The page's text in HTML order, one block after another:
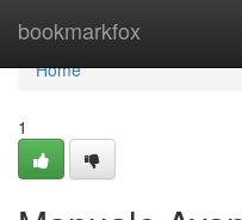
bookmarkfox
Home
Home
1